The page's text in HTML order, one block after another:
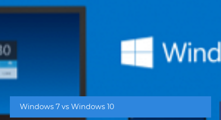
Windows 7 vs Windows 10